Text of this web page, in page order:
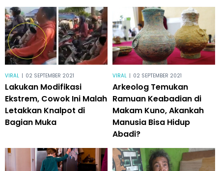
VIRAL | 02 SEPTEMBER 2021
Lakukan Modifikasi
Ekstrem, Cowok Ini Malah
Letakkan Knalpot di
Bagian Muka
VIRAL | 02 SEPTEMBER 2021
Arkeolog Temukan
Ramuan Keabadian di
Makam Kuno, Akankah
Manusia Bisa Hidup
Abadi?